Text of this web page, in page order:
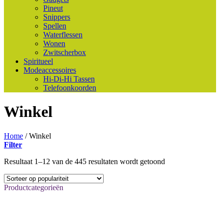
Pineut
Snippers
Spellen
Waterflessen
Wonen
Zwitscherbox
Spiritueel
Modeaccessoires
Hi-Di-Hi Tassen
Telefoonkoorden
Winkel
Home /Winkel
Filter
Resultaat 1–12 van de 445 resultaten wordt getoond
Productcategorieën